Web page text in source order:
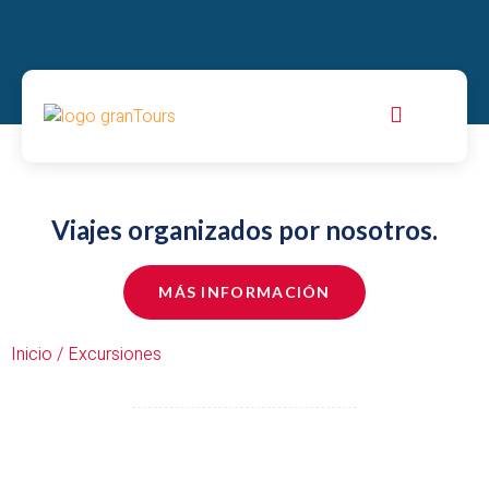
Viajes organizados por nosotros.
MÁS INFORMACIÓN
Inicio / Excursiones